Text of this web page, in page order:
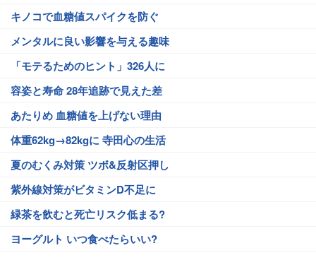
キノコで血糖値スパイクを防ぐ
メンタルに良い影響を与える趣味
「モテるためのヒント」326人に
容姿と寿命 28年追跡で見えた差
あたりめ 血糖値を上げない理由
体重62kg→82kgに 寺田心の生活
夏のむくみ対策 ツボ&反射区押し
紫外線対策がビタミンD不足に
緑茶を飲むと死亡リスク低まる?
ヨーグルト いつ食べたらいい?